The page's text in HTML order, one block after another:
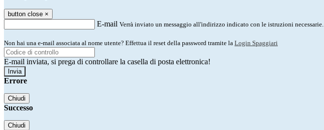
button close ×
E-mail Verrà inviato un messaggio all'indirizzo indicato con le istruzioni necessarie.
Non hai una e-mail associata al nome utente? Effettua il reset della password tramite la Login Spaggiari
E-mail inviata, si prega di controllare la casella di posta elettronica!
Errore
Chiudi
Successo
Chiudi